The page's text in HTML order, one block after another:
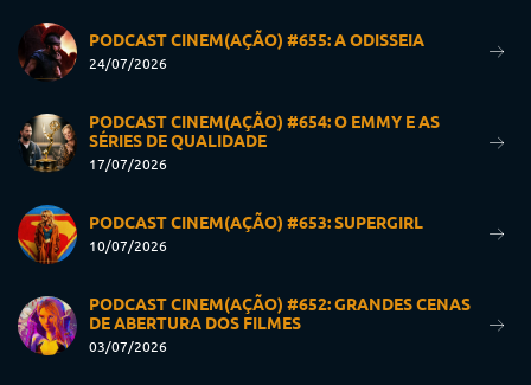
PODCAST CINEM(AÇÃO) #655: A ODISSEIA
24/07/2026
PODCAST CINEM(AÇÃO) #654: O EMMY E AS
SÉRIES DE QUALIDADE
17/07/2026
PODCAST CINEM(AÇÃO) #653: SUPERGIRL
10/07/2026
PODCAST CINEM(AÇÃO) #652: GRANDES CENAS
DE ABERTURA DOS FILMES
03/07/2026